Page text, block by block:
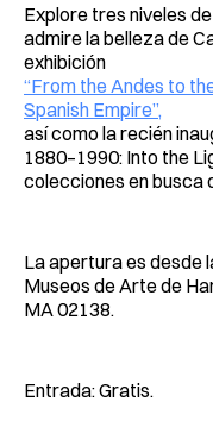
Explore tres niveles
admire la belleza de
exhibición
“From the Andes to
Spanish Empire”,
así como la recién
1880–1990: Into the
colecciones en busca
La apertura es desde
Museos de Arte de
MA 02138.
Entrada: Gratis.